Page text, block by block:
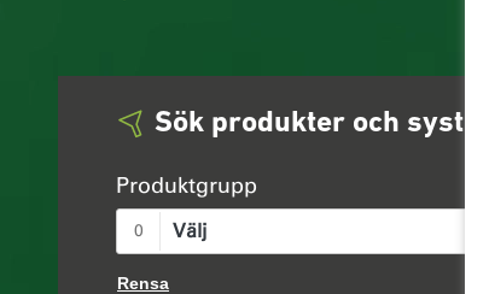
Sök produkter och system
Produktgrupp
0 Välj
Rensa